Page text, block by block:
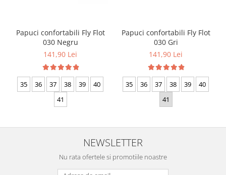
Papuci confortabili Fly Flot
030 Negru
141,90 Lei
35 36 37 38 39
40
41
Papuci confortabili Fly Flot
030 Gri
141,90 Lei
35 36 37 38 39
40
41
NEWSLETTER
Nu rata ofertele si promotiile noastre